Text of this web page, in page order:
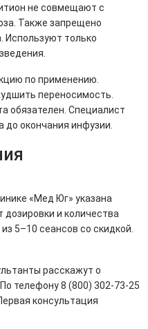
не совмещают с
Также запрещено
Используют только
по применению.
переносимость.
обязателен. Специалист
окончания инфузии.
«Мед Юг» указана
дозировки и количества
5–10 сеансов со скидкой.
расскажут о
телефону 8 (800) 302-73-25
консультация